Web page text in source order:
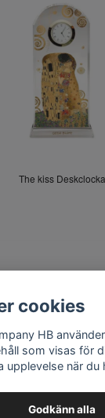
The kiss Deskclocka
Kontakt
cookies
HB
som visas för
upplevelse när du
Godkänn alla